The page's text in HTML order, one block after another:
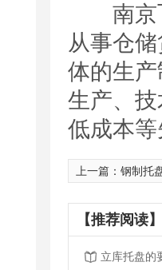
南京飞
从事仓
体的生
生产、
低成本
上一篇： 钢制托盘
【推荐阅读
立库托盘的